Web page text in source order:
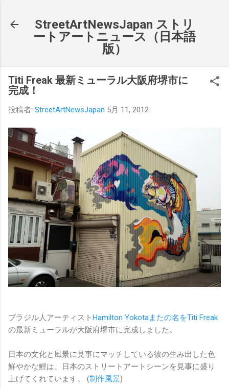
StreetArtNewsJapan ストリ
ートアートニュース（日本語
版）
Titi Freak 最新ミューラル大阪府堺市に
完成！
投稿者: StreetArtNewsJapan 5月 11, 2012
ブラジル人アーティスト Hamilton Yokotaまたの名をTiti Freak
の最新ミューラルが大阪府堺市に完成しました。
日本の文化と風景に見事にマッチしている彼の生み出した色
鮮やかな鯉は、日本のストリートアートシーンを見事に盛り
上げてくれています。 (制作風景)